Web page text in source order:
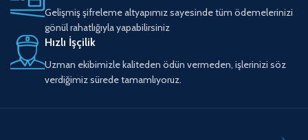
Gelişmiş şifreleme altyapımız sayesinde tüm ödemelerinizi
gönül rahatlığıyla yapabilirsiniz
Hızlı İşçilik
Uzman ekibimizle kaliteden ödün vermeden, işlerinizi söz
verdiğimiz sürede tamamlıyoruz.